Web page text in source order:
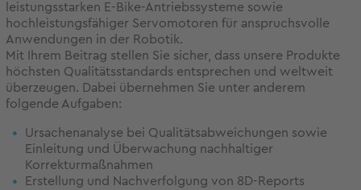
leistungsstarken E-Bike-Antriebssysteme sowie
hochleistungsfähiger Servomotoren für anspruchsvolle
Anwendungen in der Robotik.
Mit Ihrem Beitrag stellen Sie sicher, dass unsere Produkte
höchsten Qualitätsstandards entsprechen und weltweit
überzeugen. Dabei übernehmen Sie unter anderem
folgende Aufgaben:
Ursachenanalyse bei Qualitätsabweichungen sowie
Einleitung und Überwachung nachhaltiger
Korrekturmaßnahmen
Erstellung und Nachverfolgung von 8D-Reports